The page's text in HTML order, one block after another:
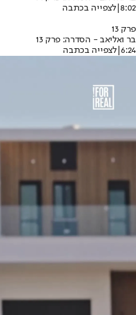
8:02
|לצפייה בכתבה
פרק 13
בר ואליאב - הסדרה: פרק 13
6:24
|לצפייה בכתבה